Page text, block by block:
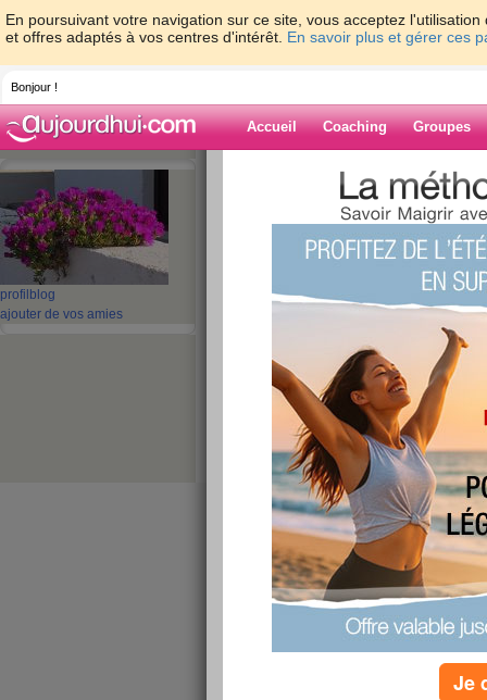
En poursuivant votre navigation sur ce site, vous acceptez
et offres adaptés à vos centres d'intérêt. En savoir plus et gérer ces
Bonjour !
Accueil Coaching Groupes
profil blog
ajouter de vos amies
> > Il a plu
Blog de
Il a plu
Je